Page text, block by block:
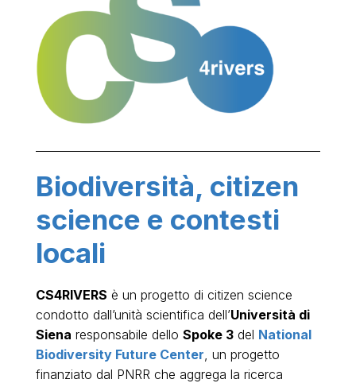
Biodiversità, citizen
science e contesti
locali
CS4RIVERS è un progetto di citizen science
condotto dall’unità scientifica dell’Università di
Siena responsabile dello Spoke 3del National
Biodiversity Future Center, un progetto
finanziato dal PNRR che aggrega la ricerca